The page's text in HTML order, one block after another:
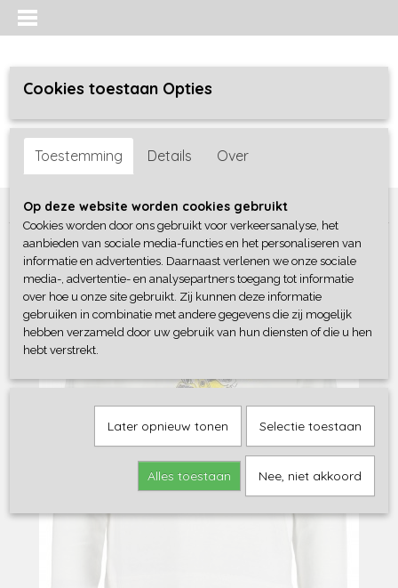
Inloggen Registreren
Home >Meisjes>Shirts / Tunieken / Blouses>Blue Seven
Cookies toestaan Opties
Toestemming Details Over
Op deze website worden cookies gebruikt
Cookies worden door ons gebruikt voor verkeersanalyse, het
aanbieden van sociale media-functies en het personaliseren van
informatie en advertenties. Daarnaast verlenen we onze sociale
media-, advertentie- en analysepartners toegang tot informatie
over hoe u onze site gebruikt. Zij kunnen deze informatie
gebruiken in combinatie met andere gegevens die zij mogelijk
hebben verzameld door uw gebruik van hun diensten of die u hen
hebt verstrekt.
Later opnieuw tonen Selectie toestaan
Alles toestaan Nee, niet akkoord